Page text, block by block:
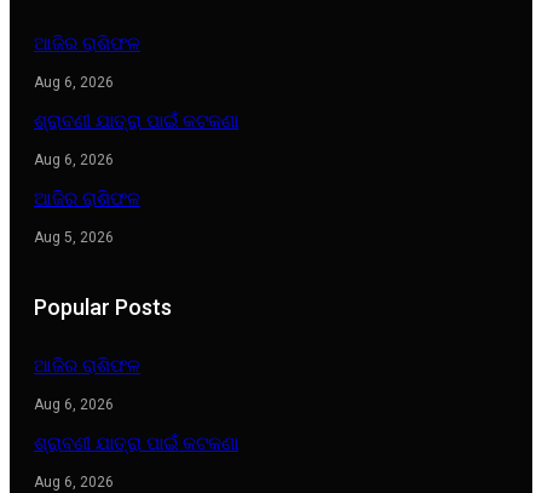
ଆଜିର ରାଶିଫଳ
Aug 6, 2026
ଶ୍ରାବଣୀ ଯାତ୍ରା ପାଇଁ କଟକଣା
Aug 6, 2026
ଆଜିର ରାଶିଫଳ
Aug 5, 2026
Popular Posts
ଆଜିର ରାଶିଫଳ
Aug 6, 2026
ଶ୍ରାବଣୀ ଯାତ୍ରା ପାଇଁ କଟକଣା
Aug 6, 2026